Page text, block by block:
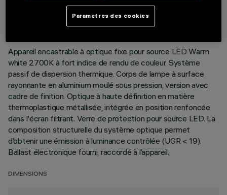
DERNIÈRE MISE À JOUR: 01/08/2026
Appareil encastrable à optique fixe pour source LED Warm
white 2700K à fort indice de rendu de couleur. Système
passif de dispersion thermique. Corps de lampe à surface
rayonnante en aluminium moulé sous pression, version avec
cadre de finition. Optique à haute définition en matière
thermoplastique métallisée, intégrée en position renfoncée
dans l'écran filtrant. Verre de protection pour source LED. La
composition structurelle du système optique permet
d’obtenir une émission à luminance contrôlée (UGR < 19).
Ballast électronique fourni, raccordé à l’appareil.
DIMENSIONS
Paramètres des cookies